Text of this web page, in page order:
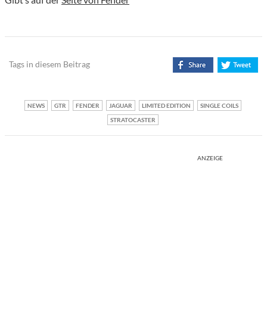
Tags in diesem Beitrag
NEWS GTR FENDER JAGUAR LIMITED EDITION
SINGLE COILS
STRATOCASTER
ANZEIGE